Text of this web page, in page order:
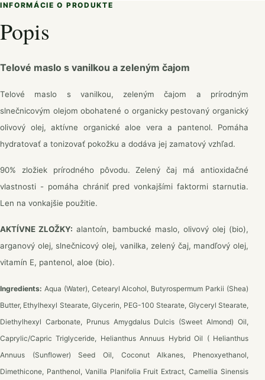
INFORMÁCIE O PRODUKTE
Popis
Telové maslo s vanilkou a zeleným čajom
Telové maslo s vanilkou, zeleným čajom a prírodným
slnečnicovým olejom obohatené o organicky pestovaný organický
olivový olej, aktívne organické aloe vera a pantenol. Pomáha
hydratovať a tonizovať pokožku a dodáva jej zamatový vzhľad.
90% zložiek prírodného pôvodu. Zelený čaj má antioxidačné
vlastnosti - pomáha chrániť pred vonkajšími faktormi starnutia.
Len na vonkajšie použitie.
AKTÍVNE ZLOŽKY: alantoín, bambucké maslo, olivový olej (bio),
arganový olej, slnečnicový olej, vanilka, zelený čaj, mandľový olej,
vitamín E, pantenol, aloe (bio).
Ingredients: Aqua (Water), Cetearyl Alcohol, Butyrospermum Parkii (Shea)
Butter, Ethylhexyl Stearate, Glycerin, PEG-100 Stearate, Glyceryl Stearate,
Diethylhexyl Carbonate, Prunus Amygdalus Dulcis (Sweet Almond) Oil,
Caprylic/Capric Triglyceride, Helianthus Annuus Hybrid Oil ( Helianthus
Annuus (Sunflower) Seed Oil, Coconut Alkanes, Phenoxyethanol,
Dimethicone, Panthenol, Vanilla Planifolia Fruit Extract, Camellia Sinensis